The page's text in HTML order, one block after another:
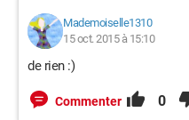
Mademoiselle1310
15 oct. 2015 à 15:10
de rien :)
Commenter 0